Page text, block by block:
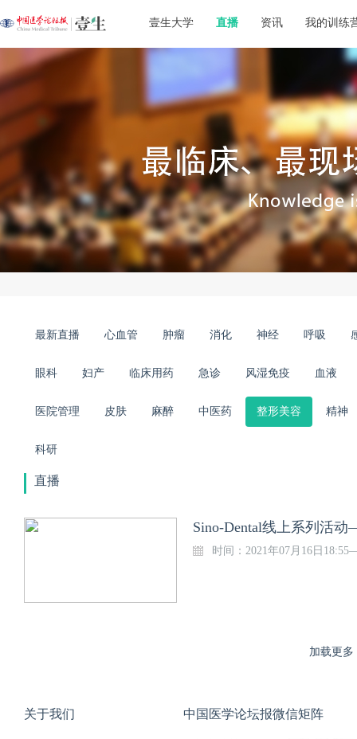
壹生大学 直播 资讯 我的训练
最新直播 心血管 肿瘤 消化 神经 呼吸
眼科 妇产 临床用药 急诊 风湿免疫 血液
医院管理 皮肤 麻醉 中医药 整形美容 精神
科研
直播
Sino-Dental线上系列活
时间：2021年07月16日
加载更多
关于我们 中国医学论坛报微信矩阵